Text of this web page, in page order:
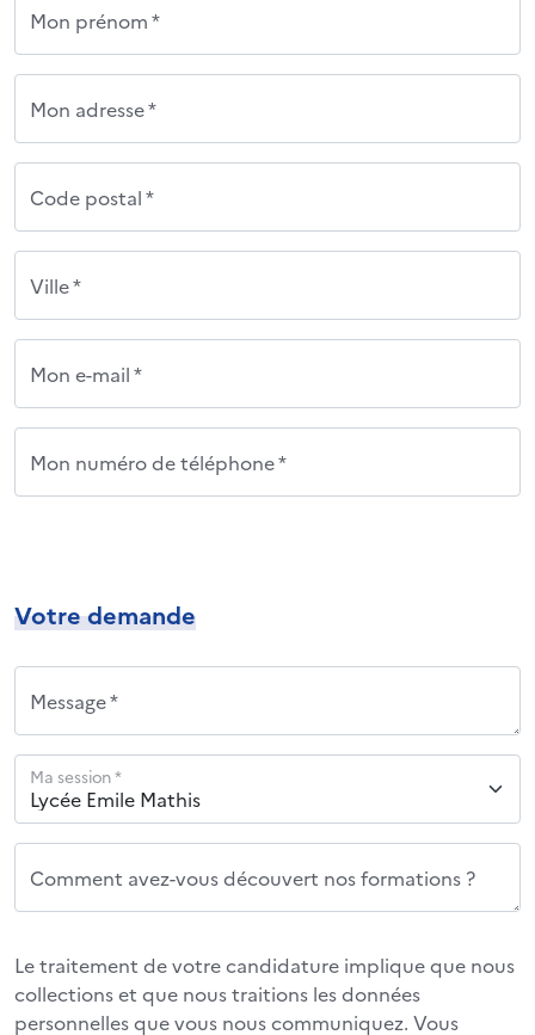
Mon prénom *
Mon adresse *
Code postal *
Ville *
Mon e-mail *
Mon numéro de téléphone *
Votre demande
Message *
Ma session *
Comment avez-vous découvert nos formations ?
Le traitement de votre candidature implique que nous
collections et que nous traitions les données
personnelles que vous nous communiquez. Vous